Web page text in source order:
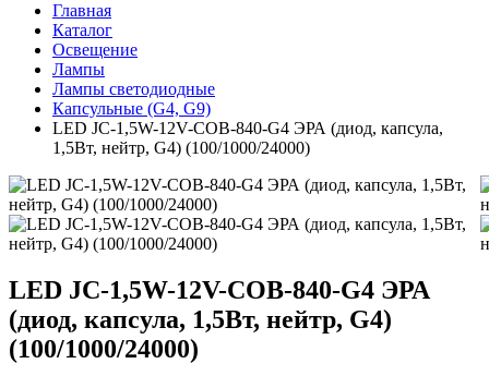
Главная
Каталог
Освещение
Лампы
Лампы cветодиодные
Капсульные (G4, G9)
LED JC-1,5W-12V-COB-840-G4 ЭРА (диод, капсула,
1,5Вт, нейтр, G4) (100/1000/24000)
LED JC-1,5W-12V-COB-840-G4 ЭРА
(диод, капсула, 1,5Вт, нейтр, G4)
(100/1000/24000)